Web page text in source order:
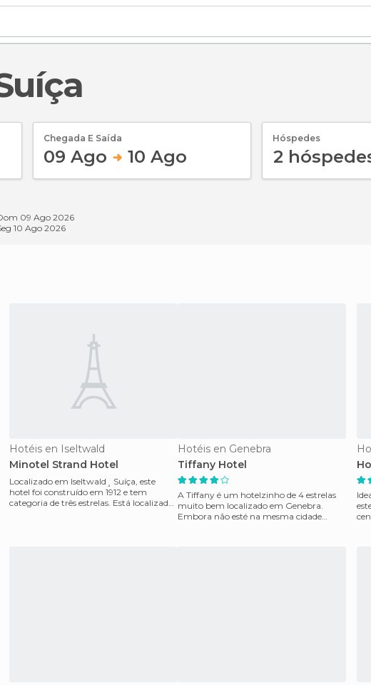
Chegada E Saída
09 Ago 10 Ago
Hóspedes
2
09 Ago 2026
10 Ago 2026
Hotéis en Iseltwald
Minotel Strand Hotel
Localizado em Iseltwald¸ Suíça, este
hotel foi construído em 1912 e tem
categoria de três estrelas. Está localizado
Hotéis en Genebra
Tiffany Hotel
A Tiffany é um hotelzinho de 4 estrelas
muito bem localizado em Genebra.
Embora não esté na mesma cidade